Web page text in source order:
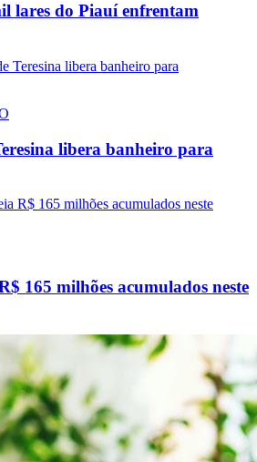
lares do Piauí enfrentam
libera banheiro para
165 milhões acumulados neste